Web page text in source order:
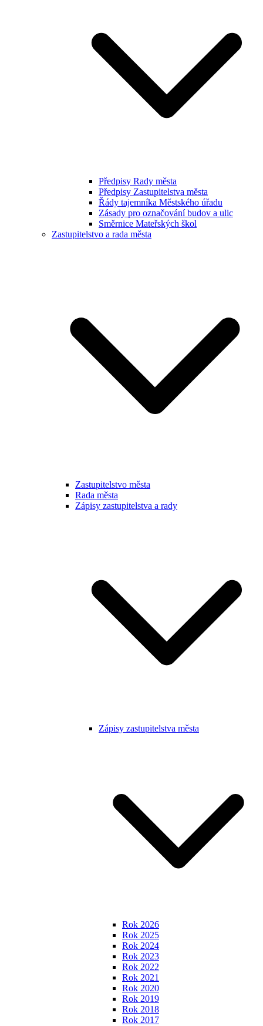
Předpisy Rady města
Předpisy Zastupitelstva města
Řády tajemníka Městského úřadu
Zásady pro označování budov a ulic
Směrnice Mateřských škol
Zastupitelstvo a rada města
Zastupitelstvo města
Rada města
Zápisy zastupitelstva a rady
Zápisy zastupitelstva města
Rok 2026
Rok 2025
Rok 2024
Rok 2023
Rok 2022
Rok 2021
Rok 2020
Rok 2019
Rok 2018
Rok 2017